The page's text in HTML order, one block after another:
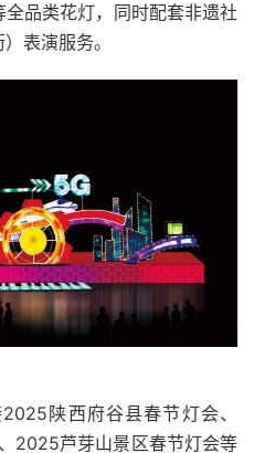
品类花灯，同时配套非遗社
表演服务。
陕西府谷县春节灯会、
2025芦芽山景区春节灯会等